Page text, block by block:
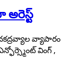
అరెస్ట్
వ్యాపారం
వింగ్ ,